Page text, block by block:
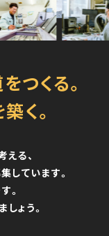
）
つくる。
く。
る、
ています。
。
ょう。